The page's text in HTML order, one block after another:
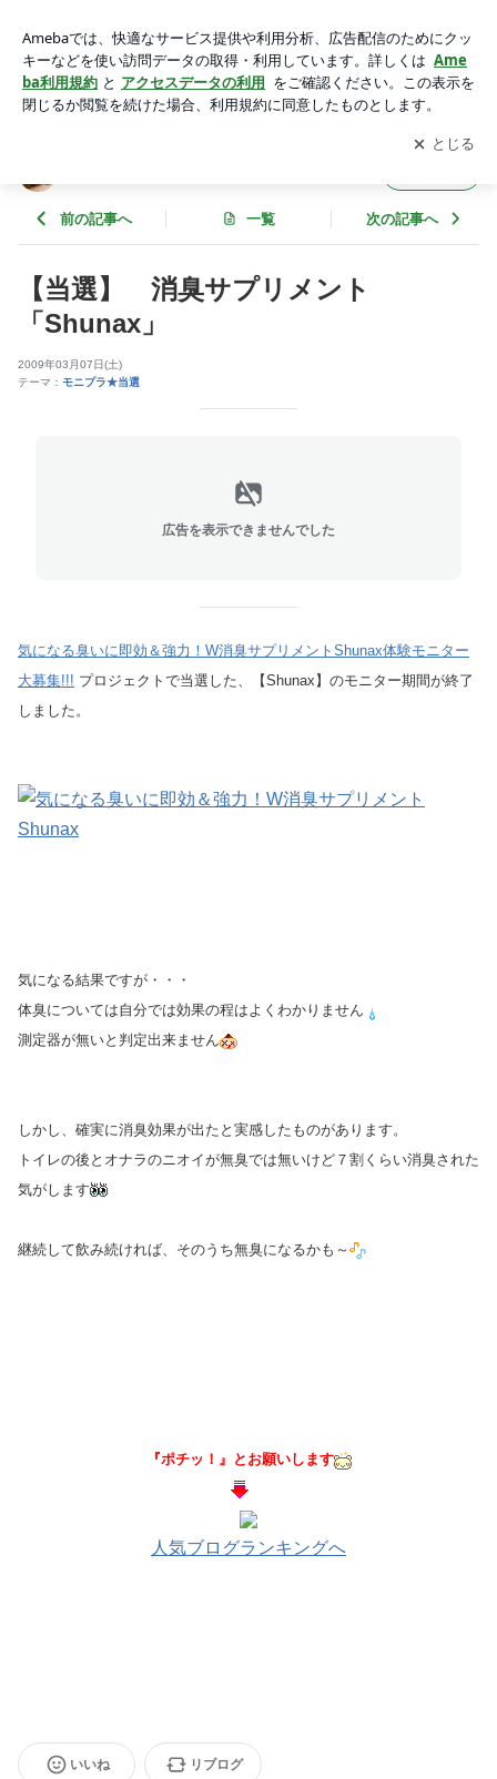
アプリをダウンロードして ブログの更新通知
を受け取りまし
ょう。
開く
前の記事へ 一覧 次の記事へ
【当選】 消臭サプリメント
「Shunax」
2009年03月07日(土)
テーマ： モニプラ★当選
広告を表示できませんでした
気になる臭いに即効＆強力！W消臭サプリメントShunax体験モニター
大募集!!! プロジェクトで当選した、【Shunax】のモニター期間が終了
しました。
気になる結果ですが・・・
体臭については自分では効果の程はよくわかりません
測定器が無いと判定出来ません
しかし、確実に消臭効果が出たと実感したものがあります。
トイレの後とオナラのニオイが無臭では無いけど７割くらい消臭された
気がします
継続して飲み続ければ、そのうち無臭になるかも～
『ポチッ！』とお願いします
人気ブログランキングへ
いいね リブログ